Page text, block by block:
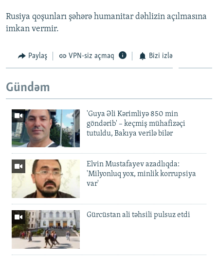
Rusiya qoşunları şəhərə humanitar dəhlizin açılmasına
imkan vermir.
Paylaş VPN-siz açmaq Bizi izlə
Gündəm
'Guya Əli Kərimliyə 850 min
göndərib' – keçmiş mühafizəçi
tutuldu, Bakıya verilə bilər
Elvin Mustafayev azadlıqda:
'Milyonluq yox, minlik korrupsiya
var'
Gürcüstan ali təhsili pulsuz etdi